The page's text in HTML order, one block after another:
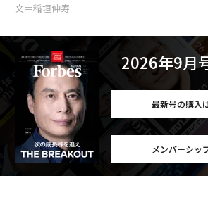
文＝稲垣伸寿
2026年9月
最新号の購入
メンバーシッ